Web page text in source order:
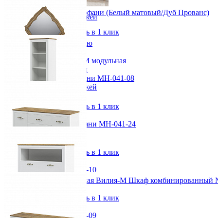
Газетница
Зеркала для прихожей
Ключницы
Консоли
Наборы в прихожую
Обувницы
Прихожая Вилия-М модульная
Скамьи и банкетки
Тумбы и комоды
Шкафы для прихожей
Модульная прихожая Вилия-М Шкаф комбинированный
Спальный гарнитур Тиффани (Белый матовый/Дуб Прованс)
от 265 901 ₽
В корзину Быстро купить в 1 клик
Зеркало навесное Тиффани МН-041-08
В корзину Быстро купить в 1 клик
Шкаф с витриной Тиффани МН-041-24
64,4х207,4х46,6 см
В корзину
Быстро купить в 1 клик
Тумба Тиффани МН-041-10
Быстро купить в 1 клик
Тумба Тиффани МН-041-09